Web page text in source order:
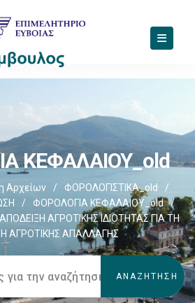
ΚΕΦΑΛΑΙΟΥ_old
Αρχείων / ΦΟΡΟΛΟΓΙΣΤΙΚΑ_old
/
/ ΦΟΡΟΛΟΓΙΑ ΚΕΦΑΛΑΙΟΥ_old
/
ΑΓΡΟΤΙΚΗΣ ΙΔΙΟΤΗΤΑΣ ΓΙΑ ΤΗ
ΑΓΡΟΤΙΚΗΣ ΑΠΑΛΛΑΓΗΣ